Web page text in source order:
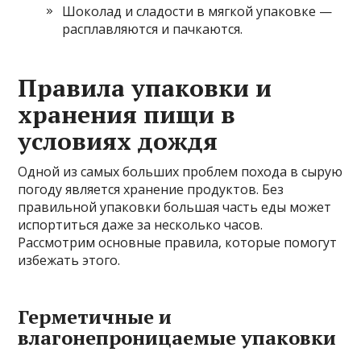
Шоколад и сладости в мягкой упаковке —
расплавляются и пачкаются.
Правила упаковки и
хранения пищи в
условиях дождя
Одной из самых больших проблем похода в сырую
погоду является хранение продуктов. Без
правильной упаковки большая часть еды может
испортиться даже за несколько часов.
Рассмотрим основные правила, которые помогут
избежать этого.
Герметичные и
влагонепроницаемые упаковки